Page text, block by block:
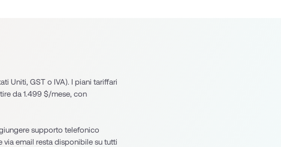
Uniti, GST o IVA). I piani tariffari
da 1.499 $/mese, con
supporto telefonico
email resta disponibile su tutti